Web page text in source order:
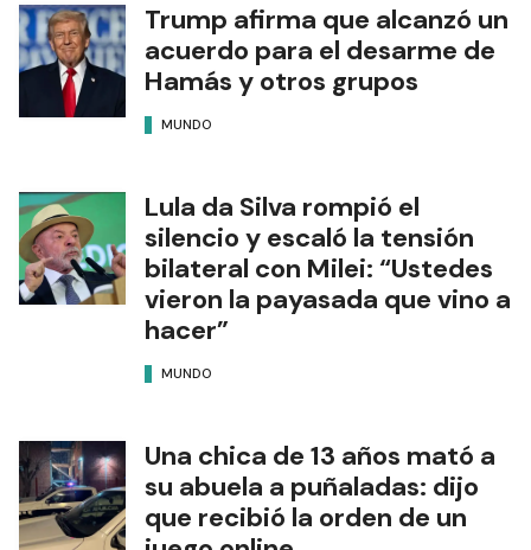
Trump afirma que alcanzó un
acuerdo para el desarme de
Hamás y otros grupos
MUNDO
Lula da Silva rompió el
silencio y escaló la tensión
bilateral con Milei: “Ustedes
vieron la payasada que vino a
hacer”
MUNDO
Una chica de 13 años mató a
su abuela a puñaladas: dijo
que recibió la orden de un